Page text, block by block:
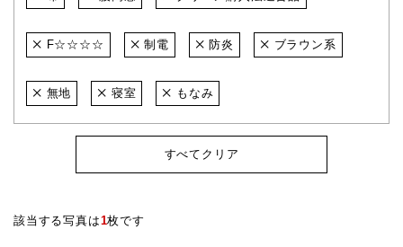
F☆☆☆☆ 制電 防炎 ブラウン系
無地 寝室 もなみ
すべてクリア
該当する写真は1枚です